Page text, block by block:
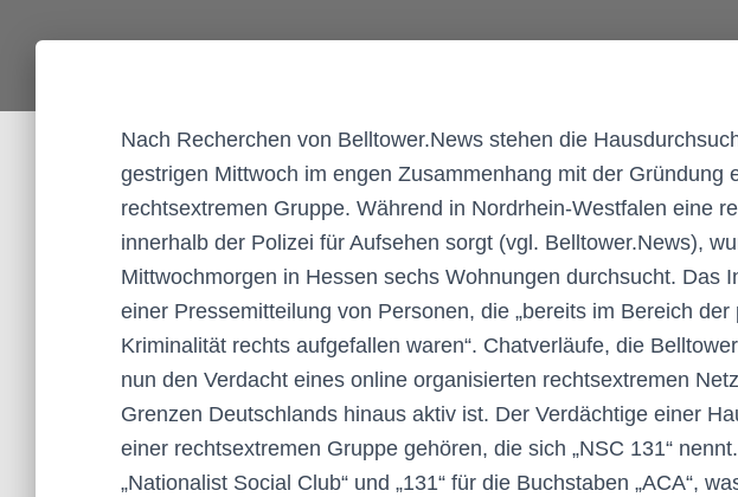
Nach Recherchen von Belltower.News stehen die
gestrigen Mittwoch im engen Zusammenhang mit der Gründung
rechtsextremen Gruppe. Während in Nordrhein-Westfalen eine
innerhalb der Polizei für Aufsehen sorgt (vgl. Belltower.News),
Mittwochmorgen in Hessen sechs Wohnungen durchsucht. Das
einer Pressemitteilung von Personen, die „bereits im Bereich
Kriminalität rechts aufgefallen waren“. Chatverläufe, die
nun den Verdacht eines online organisierten rechtsextremen
Grenzen Deutschlands hinaus aktiv ist. Der Verdächtige einer
einer rechtsextremen Gruppe gehören, die sich „NSC 131“
„Nationalist Social Club“ und „131“ für die Buchstaben „ACA“,